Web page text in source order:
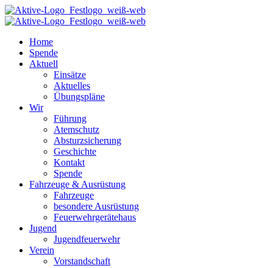
Home
Spende
Aktuell
Einsätze
Aktuelles
Übungspläne
Wir
Führung
Atemschutz
Absturzsicherung
Geschichte
Kontakt
Spende
Fahrzeuge & Ausrüstung
Fahrzeuge
besondere Ausrüstung
Feuerwehrgerätehaus
Jugend
Jugendfeuerwehr
Verein
Vorstandschaft